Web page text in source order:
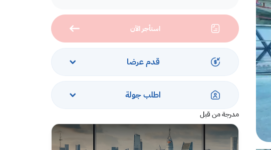
استأجر الآن
قدم عرضا
اطلب جولة
مدرجة من قبل